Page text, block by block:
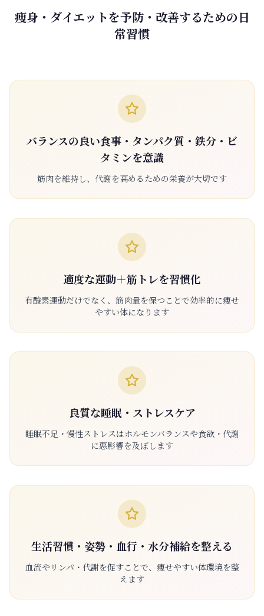
痩身・ダイエットを予防・改善するための日
常習慣
バランスの良い食事・タンパク質・鉄分・ビ
タミンを意識
筋肉を維持し、代謝を高めるための栄養が大切です
適度な運動＋筋トレを習慣化
有酸素運動だけでなく、筋肉量を保つことで効率的に痩せ
やすい体になります
良質な睡眠・ストレスケア
睡眠不足・慢性ストレスはホルモンバランスや食欲・代謝
に悪影響を及ぼします
生活習慣・姿勢・血行・水分補給を整える
血流やリンパ・代謝を促すことで、痩せやすい体環境を整
えます